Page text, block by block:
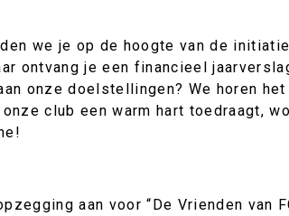
we je op de hoogte van de
ontvang je een financieel
onze doelstellingen? We horen
club een warm hart toedraagt,
aan voor “De Vrienden van